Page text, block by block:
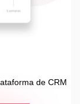
de CRM